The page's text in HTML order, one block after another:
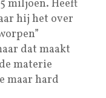
miljoen. Heeft
hij het over
dat maakt
materie
maar hard